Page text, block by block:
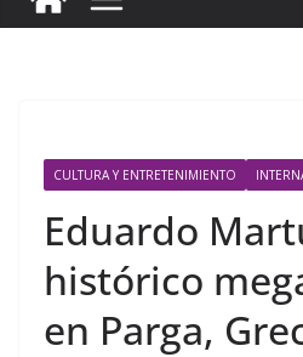
CULTURA Y ENTRETENIMIENTO
Eduardo
histórico
en Parga,